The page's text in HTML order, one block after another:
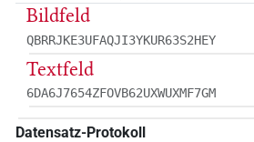
Bildfeld
QBRRJKE3UFAQJI3YKUR63S2HEY
Textfeld
6DA6J7654ZFOVB62UXWUXMF7GM
Datensatz-Protokoll